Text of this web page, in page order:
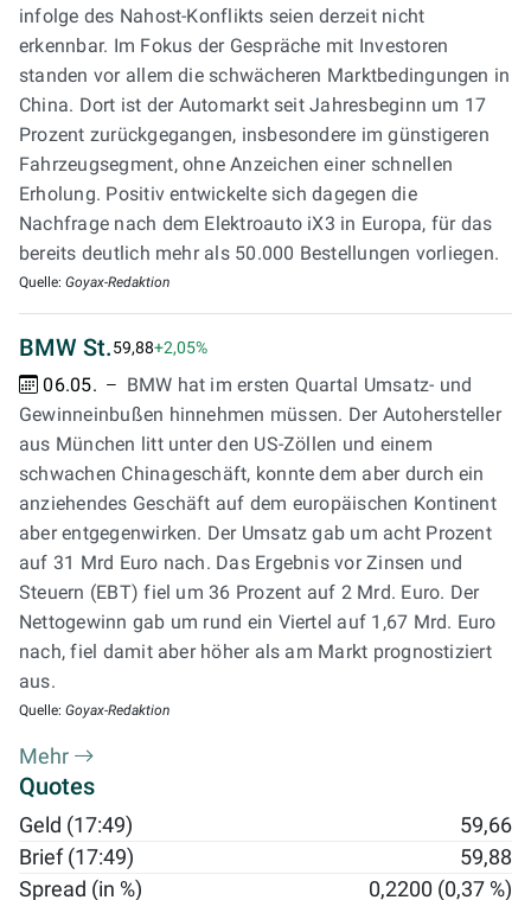
infolge des Nahost-Konflikts seien derzeit nicht
erkennbar. Im Fokus der Gespräche mit Investoren
standen vor allem die schwächeren Marktbedingungen in
China. Dort ist der Automarkt seit Jahresbeginn um 17
Prozent zurückgegangen, insbesondere im günstigeren
Fahrzeugsegment, ohne Anzeichen einer schnellen
Erholung. Positiv entwickelte sich dagegen die
Nachfrage nach dem Elektroauto iX3 in Europa, für das
bereits deutlich mehr als 50.000 Bestellungen vorliegen.
Quelle: Goyax-Redaktion
BMW St.59,88+2,05%
06.05.
BMW hat im ersten Quartal Umsatz- und
Gewinneinbußen hinnehmen müssen. Der Autohersteller
aus München litt unter den US-Zöllen und einem
schwachen Chinageschäft, konnte dem aber durch ein
anziehendes Geschäft auf dem europäischen Kontinent
aber entgegenwirken. Der Umsatz gab um acht Prozent
auf 31 Mrd Euro nach. Das Ergebnis vor Zinsen und
Steuern (EBT) fiel um 36 Prozent auf 2 Mrd. Euro. Der
Nettogewinn gab um rund ein Viertel auf 1,67 Mrd. Euro
nach, fiel damit aber höher als am Markt prognostiziert
aus.
Quelle: Goyax-Redaktion
Mehr
Quotes
Geld (17:49)
59,66
Brief (17:49)
59,88
Spread (in %)
0,2200 (0,37 %)